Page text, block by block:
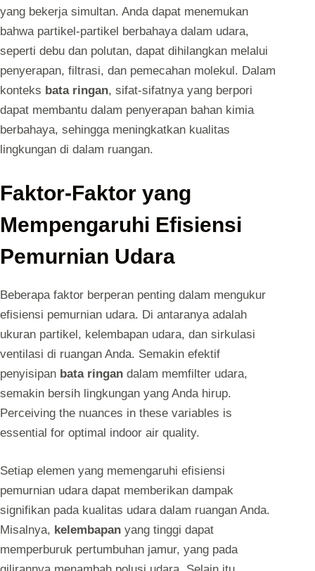
yang bekerja simultan. Anda dapat menemukan
bahwa partikel-partikel berbahaya dalam udara,
seperti debu dan polutan, dapat dihilangkan melalui
penyerapan, filtrasi, dan pemecahan molekul. Dalam
konteks bata ringan, sifat-sifatnya yang berpori
dapat membantu dalam penyerapan bahan kimia
berbahaya, sehingga meningkatkan kualitas
lingkungan di dalam ruangan.
Faktor-Faktor yang
Mempengaruhi Efisiensi
Pemurnian Udara
Beberapa faktor berperan penting dalam mengukur
efisiensi pemurnian udara. Di antaranya adalah
ukuran partikel, kelembapan udara, dan sirkulasi
ventilasi di ruangan Anda. Semakin efektif
penyisipan bata ringan dalam memfilter udara,
semakin bersih lingkungan yang Anda hirup.
Perceiving the nuances in these variables is
essential for optimal indoor air quality.
Setiap elemen yang memengaruhi efisiensi
pemurnian udara dapat memberikan dampak
signifikan pada kualitas udara dalam ruangan Anda.
Misalnya, kelembapan yang tinggi dapat
memperburuk pertumbuhan jamur, yang pada